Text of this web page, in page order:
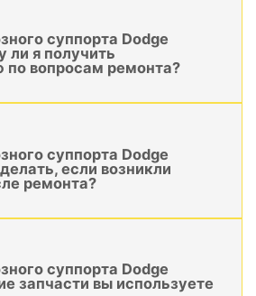
суппорта Dodge
ли я получить
по вопросам ремонта?
суппорта Dodge
если возникли
ремонта?
суппорта Dodge
запчасти вы используете